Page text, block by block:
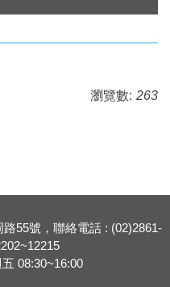
瀏覽數: 263
55號，聯絡電話 : (02)2861-
08:30~16:00